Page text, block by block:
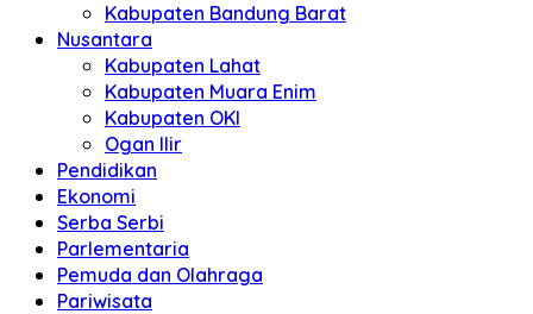
Kabupaten Bandung Barat
Nusantara
Kabupaten Lahat
Kabupaten Muara Enim
Kabupaten OKI
Ogan Ilir
Pendidikan
Ekonomi
Serba Serbi
Parlementaria
Pemuda dan Olahraga
Pariwisata